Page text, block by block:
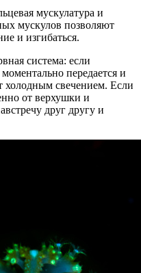
мускулатура и
мускулов позволяют
и изгибаться.
система: если
передается и
холодным свечением. Если
от верхушки и
друг другу и